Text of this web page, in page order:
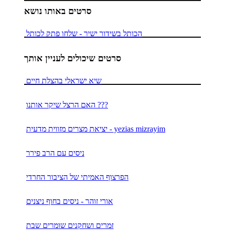
סרטים באותו נושא
הכותל בשידור ישיר - שלחו פתק לכותל
סרטים שיכולים לעניין אותך
שיא ישראלי בהצלת חיים
האם הרצל שיקר אותנו ???
יציאת מצרים מזווית מדעית - yezias mizrayim
ניסים עם הרב פירר
הפרצוף האמיתי של הציבור החרדי
אורי זוהר - ניסים בחוף ניצנים
זמרים ושחקנים שומרים שבת